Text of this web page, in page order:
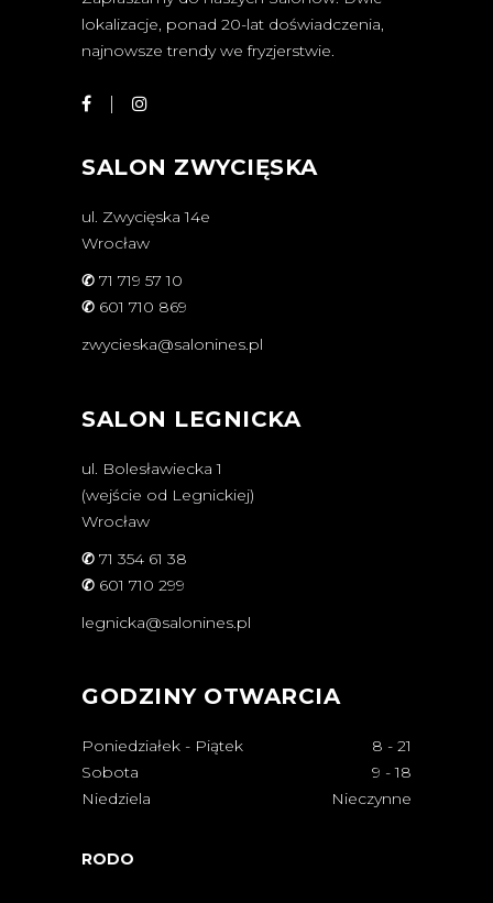
lokalizacje, ponad 20-lat doświadczenia,
najnowsze trendy we fryzjerstwie.
SALON ZWYCIĘSKA
ul. Zwycięska 14e
Wrocław
✆ 71 719 57 10
✆ 601 710 869
zwycieska@salonines.pl
SALON LEGNICKA
ul. Bolesławiecka 1
(wejście od Legnickiej)
Wrocław
✆ 71 354 61 38
✆ 601 710 299
legnicka@salonines.pl
GODZINY OTWARCIA
Poniedziałek - Piątek 8 - 21
Sobota
9 - 18
Niedziela
Nieczynne
RODO